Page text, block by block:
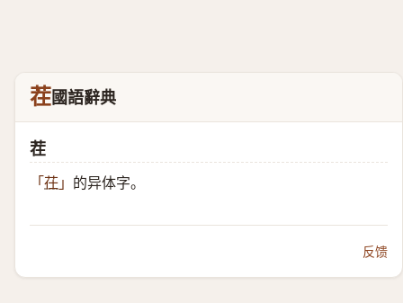
茬國語辭典
茬
「 茌 」 的异体字。
反馈